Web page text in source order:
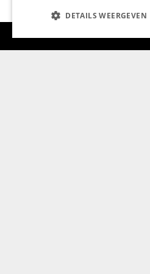
DETAILS WEERGEVEN